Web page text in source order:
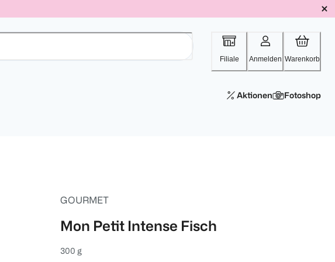
Filiale Anmelden Warenkorb
Aktionen Fotoshop
GOURMET
Mon Petit Intense Fisch
300 g